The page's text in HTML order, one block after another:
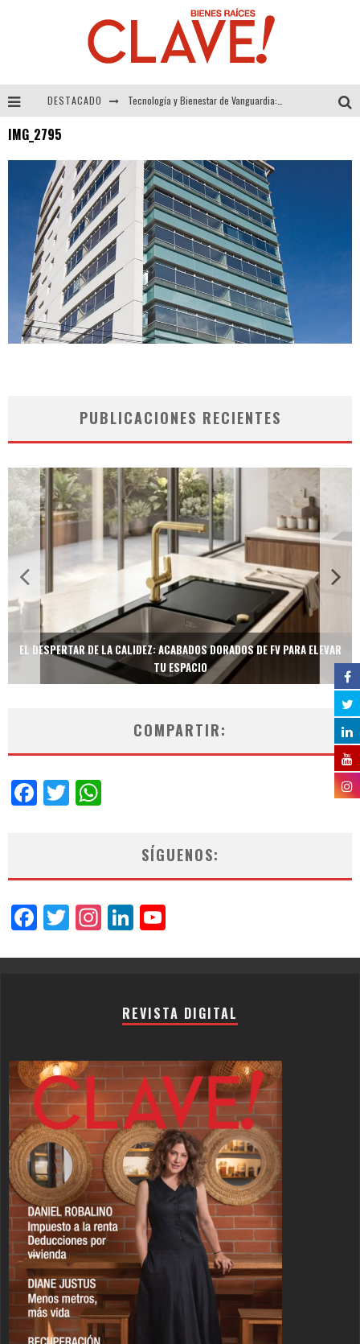
DESTACADO
Alexandra Bedoya – La Constancia detrás de La Paletería
IMG_2795
PUBLICACIONES RECIENTES
EL DESPERTAR DE LA CALIDEZ: ACABADOS DORADOS DE FV PARA ELEVAR
TU ESPACIO
COMPARTIR:
Facebook
Twitter
SÍGUENOS:
Facebook
Twitter
Instagram
LinkedIn
REVISTA DIGITAL